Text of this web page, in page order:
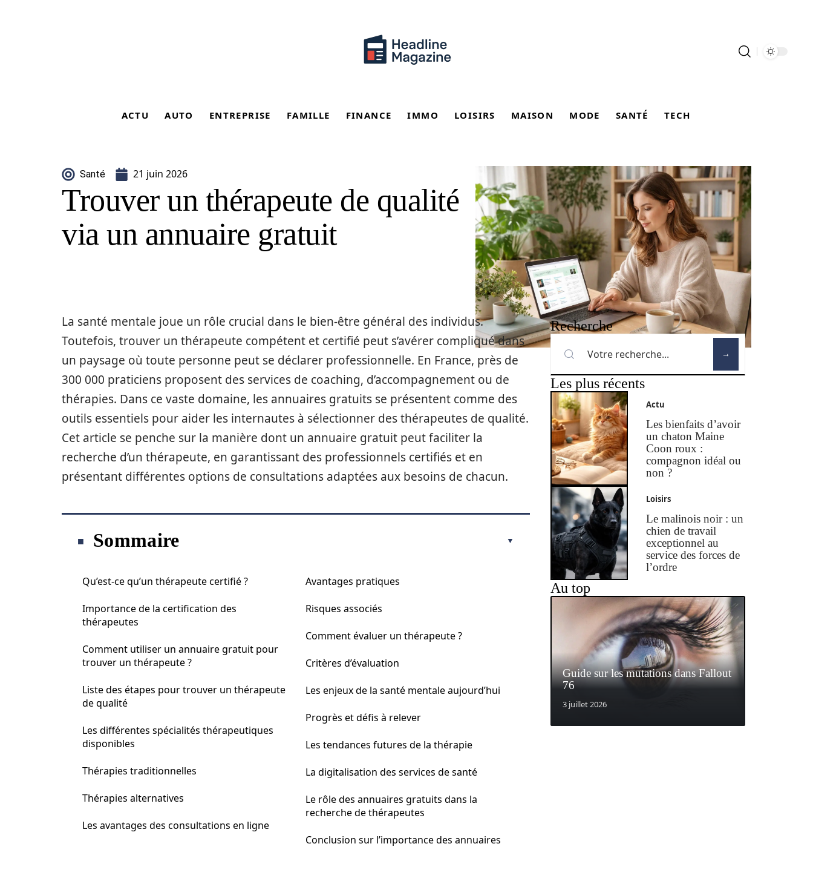
ACTU AUTO ENTREPRISE FAMILLE FINANCE IMMO LOISIRS MAISON MODE SANTÉ TECH
Santé 21 juin 2026
Trouver un thérapeute de qualité
via un annuaire gratuit
La santé mentale joue un rôle crucial dans le bien-être général des individus.
Toutefois, trouver un thérapeute compétent et certifié peut s’avérer compliqué dans
un paysage où toute personne peut se déclarer professionnelle. En France, près de
300 000 praticiens proposent des services de coaching, d’accompagnement ou de
thérapies. Dans ce vaste domaine, les annuaires gratuits se présentent comme des
outils essentiels pour aider les internautes à sélectionner des thérapeutes de qualité.
Cet article se penche sur la manière dont un annuaire gratuit peut faciliter la
recherche d’un thérapeute, en garantissant des professionnels certifiés et en
présentant différentes options de consultations adaptées aux besoins de chacun.
Sommaire
Qu’est-ce qu’un thérapeute certifié ?
Importance de la certification des
thérapeutes
Comment utiliser un annuaire gratuit pour
trouver un thérapeute ?
Liste des étapes pour trouver un thérapeute
de qualité
Les différentes spécialités thérapeutiques
disponibles
Thérapies traditionnelles
Thérapies alternatives
Les avantages des consultations en ligne
Avantages pratiques
Risques associés
Comment évaluer un thérapeute ?
Critères d’évaluation
Les enjeux de la santé mentale aujourd’hui
Progrès et défis à relever
Les tendances futures de la thérapie
La digitalisation des services de santé
Le rôle des annuaires gratuits dans la
recherche de thérapeutes
Conclusion sur l’importance des annuaires
Recherche
Les plus récents
Actu
Les bienfaits d’avoir
un chaton Maine
Coon roux :
compagnon idéal ou
non ?
Loisirs
Le malinois noir : un
chien de travail
exceptionnel au
service des forces de
l’ordre
Au top
Guide sur les mutations dans Fallout
76
3 juillet 2026